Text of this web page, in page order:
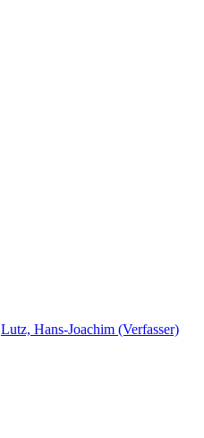
Lutz, Hans-Joachim (Verfasser)